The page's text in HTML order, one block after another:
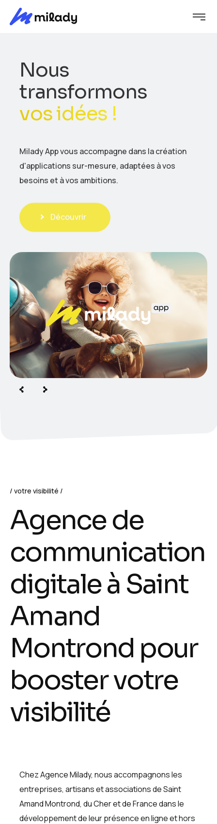
Milady App vous accompagne dans la création
d'applications sur-mesure, adaptées à vos
besoins et à vos ambitions.
Découvrir
Nous
transformons
vos idées !
votre visibilité
Agencede
communication
digitaleà Saint
Amand
Montrond pour
boostervotre
visibilité
Chez Agence Milady, nous accompagnons les
entreprises, artisans et associations de Saint
Amand Montrond, du Cher et de France dans le
développement de leur présence en ligne et hors